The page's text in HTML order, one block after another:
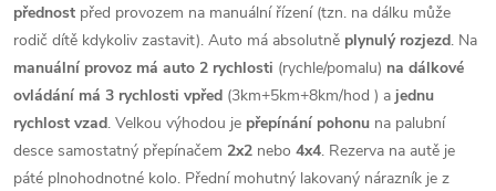
přednost před provozem na manuální řízení (tzn. na dálku může
rodič dítě kdykoliv zastavit). Auto má absolutně plynulý rozjezd. Na
manuální provoz má auto 2 rychlosti (rychle/pomalu) na dálkové
ovládání má 3 rychlosti vpřed (3km+5km+8km/hod ) a jednu
rychlost vzad. Velkou výhodou je přepínání pohonu na palubní
desce samostatný přepínačem 2x2 nebo 4x4. Rezerva na autě je
páté plnohodnotné kolo. Přední mohutný lakovaný nárazník je z